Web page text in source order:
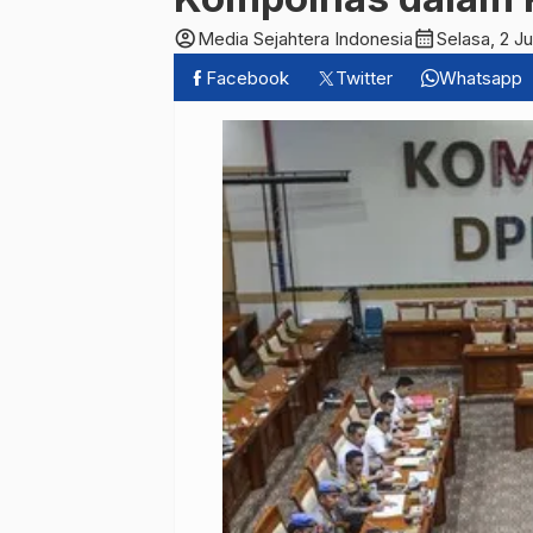
account_circleMedia Sejahtera Indonesiacalendar_monthSelasa, 2
Facebook
Twitter Whatsapp